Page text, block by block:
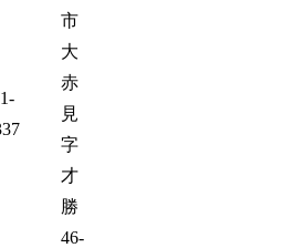
市
大
赤
見
字
才
勝
46-